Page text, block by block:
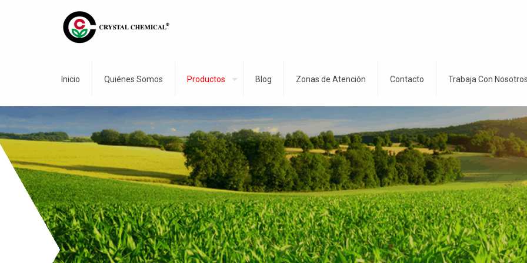
Inicio Quiénes Somos Productos Blog Zonas de Atención Contacto Trabaja Con